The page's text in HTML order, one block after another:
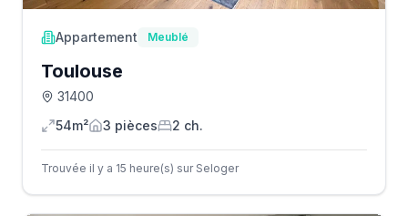
Appartement Meublé
Toulouse
31400
54m²
3 pièces 2 ch.
Trouvée il y a 15 heure(s) sur Seloger